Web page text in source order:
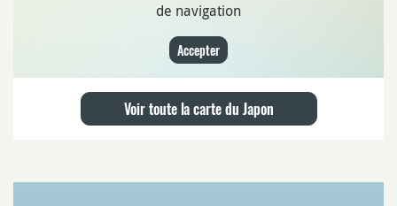
de navigation
Accepter
Voir toute la carte du Japon